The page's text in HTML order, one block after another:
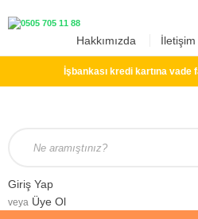
Hakkımızda İletişim
İşbankası kredi kartına vade
Giriş Yap
veya Üye Ol